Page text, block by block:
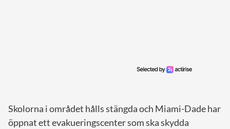
Skolorna i området hålls stängda och Miami-Dade har
öppnat ett evakueringscenter som ska skydda